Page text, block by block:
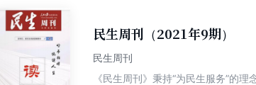
民生周刊（2021年9期）
民生周刊
《民生周刊》秉持“为民生服务”的